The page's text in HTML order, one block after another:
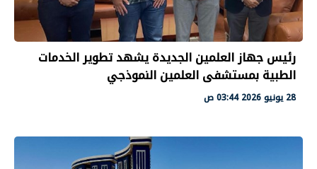
رئيس جهاز العلمين الجديدة يشهد تطوير الخدمات
الطبية بمستشفى العلمين النموذجي
28 يونيو 2026 03:44 ص